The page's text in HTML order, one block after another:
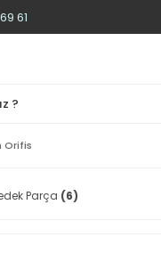
61
Orifis
Parça (6)